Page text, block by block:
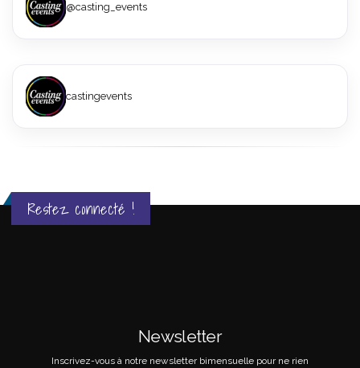
@casting_events
castingevents
Restez connecté !
Newsletter
Inscrivez-vous à notre newsletter bimensuelle pour ne rien